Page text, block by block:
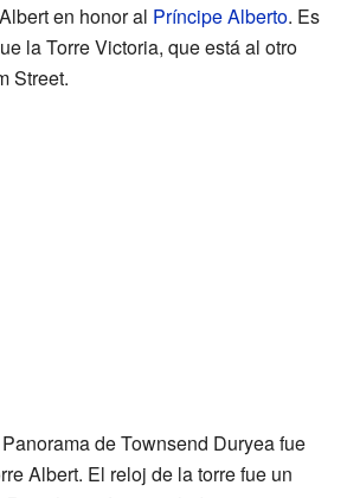
en honor al Príncipe Alberto. Es
la Torre Victoria, que está al otro
Street.
de Townsend Duryea fue
Albert. El reloj de la torre fue un